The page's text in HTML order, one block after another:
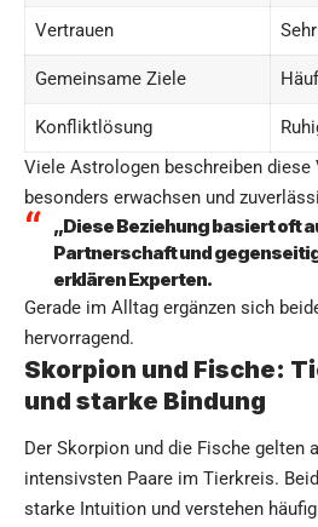
Vertrauen
Gemeinsame Ziele
Konfliktlösung
Viele Astrologen beschreiben diese
besonders erwachsen und
„Diese Beziehung basiert oft
Partnerschaft und
erklären Experten.
Gerade im Alltag ergänzen sich
hervorragend.
Skorpion und Fische:
und starke Bindung
Der Skorpion und die Fische gelten
intensivsten Paare im Tierkreis.
starke Intuition und verstehen